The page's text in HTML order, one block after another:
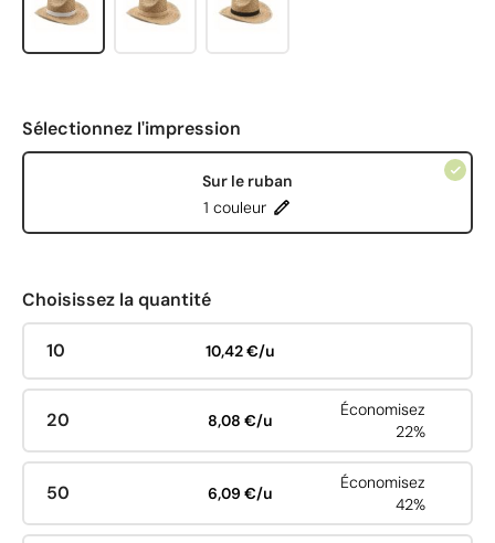
Sélectionnez l'impression
Sur le ruban
1 couleur
Choisissez la quantité
10 10,42 €/u
20 8,08 €/u
Économisez
22%
50 6,09 €/u
Économisez
42%